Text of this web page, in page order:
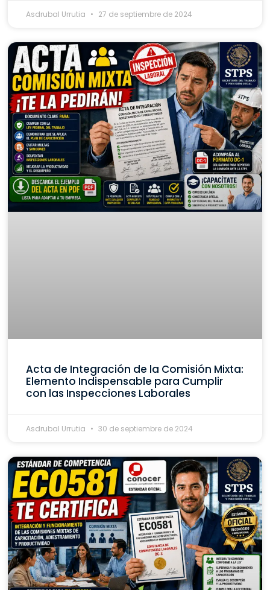
Asdrubal Urrutia 27 de septiembre de 2024
Acta de Integración de la Comisión Mixta:
Elemento Indispensable para Cumplir
con las Inspecciones Laborales
Asdrubal Urrutia 30 de septiembre de 2024